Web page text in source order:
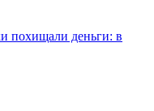
похищали деньги: в